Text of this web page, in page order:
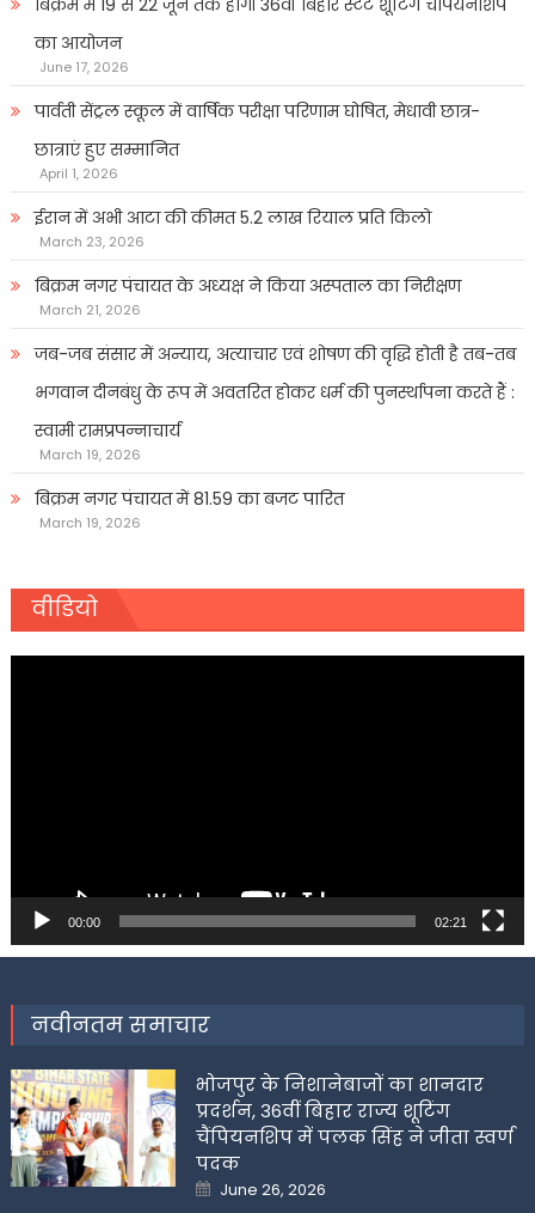
बिक्रम में 19 से 22 जून तक होगी 36वीं बिहार स्टेट शूटिंग चैंपियनशिप
का आयोजन
June 17, 2026
पार्वती सेंट्रल स्कूल में वार्षिक परीक्षा परिणाम घोषित, मेधावी छात्र-
छात्राएं हुए सम्मानित
April 1, 2026
ईरान में अभी आटा की कीमत 5.2 लाख रियाल प्रति किलो
March 23, 2026
बिक्रम नगर पंचायत के अध्यक्ष ने किया अस्पताल का निरीक्षण
March 21, 2026
जब-जब संसार में अन्याय, अत्याचार एवं शोषण की वृद्धि होती है तब-तब
भगवान दीनबंधु के रूप में अवतरित होकर धर्म की पुनर्स्थापना करते हैं :
स्वामी रामप्रपन्नाचार्य
March 19, 2026
बिक्रम नगर पंचायत में 81.59 का बजट पारित
March 19, 2026
वीडियो
00:00 02:21
नवीनतम समाचार
भोजपुर के निशानेबाजों का शानदार
प्रदर्शन, 36वीं बिहार राज्य शूटिंग
चैंपियनशिप में पलक सिंह ने जीता स्वर्ण
पदक
Posted
on
June 26, 2026